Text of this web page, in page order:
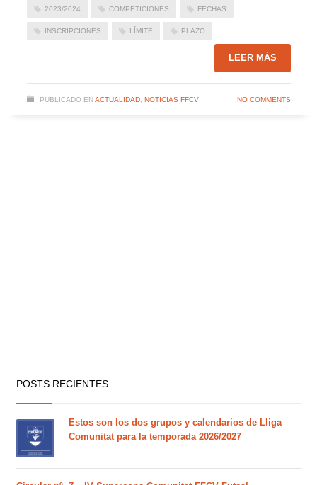
2023/2024 COMPETICIONES FECHAS
INSCRIPCIONES LÍMITE PLAZO
LEER MÁS
PUBLICADO EN ACTUALIDAD, NOTICIAS FFCV NO COMMENTS
POSTS RECIENTES
Estos son los dos grupos y calendarios de Lliga
Comunitat para la temporada 2026/2027